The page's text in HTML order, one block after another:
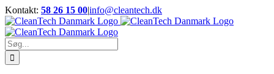
Skip
to
content
Kontakt: 58 26 15 00|info@cleantech.dk
Facebook
LinkedIn
YouTube
Søg
efter: